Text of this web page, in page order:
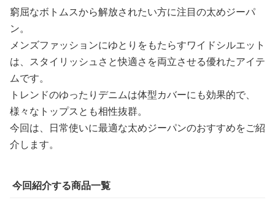
窮屈なボトムスから解放されたい方に注目の太めジーパ
ン。
メンズファッションにゆとりをもたらすワイドシルエット
は、スタイリッシュさと快適さを両立させる優れたアイテ
ムです。
トレンドのゆったりデニムは体型カバーにも効果的で、
様々なトップスとも相性抜群。
今回は、日常使いに最適な太めジーパンのおすすめをご紹
介します。
今回紹介する商品一覧